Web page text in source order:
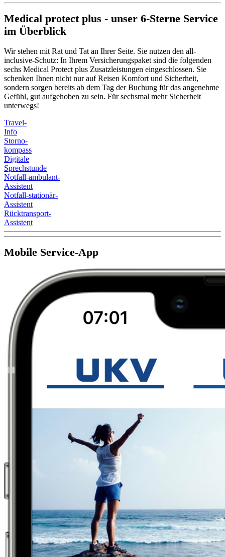
Medical protect plus - unser 6-Sterne Service
im Überblick
Wir stehen mit Rat und Tat an Ihrer Seite. Sie nutzen den all-
inclusive-Schutz: In Ihrem Versicherungspaket sind die folgenden
sechs Medical Protect plus Zusatzleistungen eingeschlossen. Sie
schenken Ihnen nicht nur auf Reisen Komfort und Sicherheit,
sondern sorgen bereits ab dem Tag der Buchung für das angenehme
Gefühl, gut aufgehoben zu sein. Für sechsmal mehr Sicherheit
unterwegs!
Travel-
Info
Storno-
kompass
Digitale
Sprechstunde
Notfall-ambulant-
Assistent
Notfall-stationär-
Assistent
Rücktransport-
Assistent
Mobile Service-App